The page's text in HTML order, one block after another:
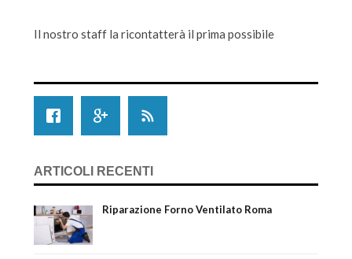
Il nostro staff la ricontatterà il prima possibile
ARTICOLI RECENTI
Riparazione Forno Ventilato Roma